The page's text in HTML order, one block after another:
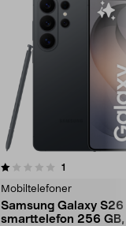
1
Mobiltelefoner
Samsung Galaxy
smarttelefon 256